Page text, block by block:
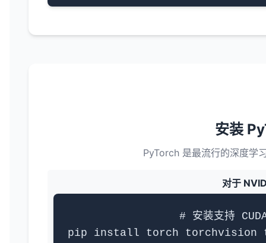
安装
PyTorch 是最流行的深度学
对于
# 安装支持
pip install torch torchvision